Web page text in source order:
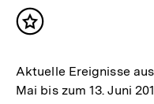
Inhalt
Aktuelle Ereignisse
Mai bis zum 13. Juni